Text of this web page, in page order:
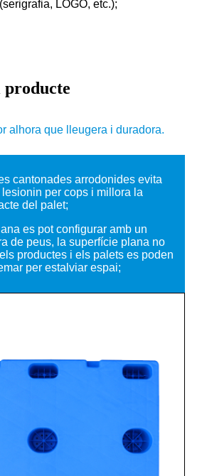
LOGO, etc.);
alhora que lleugera i duradora.
cantonades arrodonides evita
per cops i millora la
del palet;
es pot configurar amb un
de peus, la superfície plana no
productes i els palets es poden
per estalviar espai;